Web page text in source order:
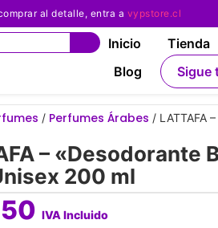
al detalle, entra a vypstore.cl
Inicio Tienda
Blog
Sigue
/ Perfumes Árabes / LATTAFA
– «Desodorante
200 ml
IVA Incluido